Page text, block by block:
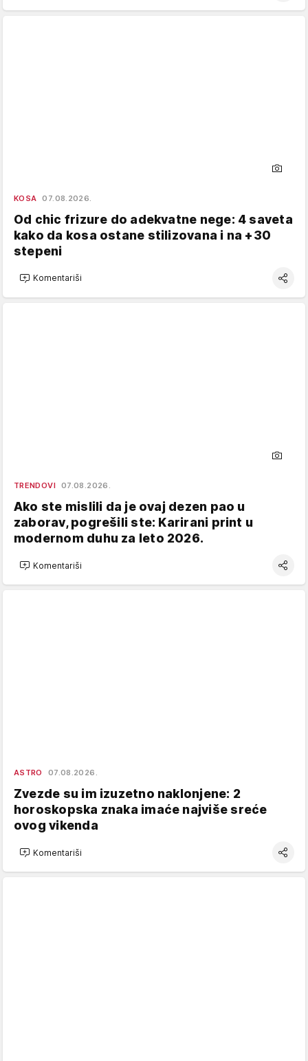
KOSA 07.08.2026.
Od chic frizure do adekvatne nege: 4 saveta
kako da kosa ostane stilizovana i na +30
stepeni
Komentariši
TRENDOVI 07.08.2026.
Ako ste mislili da je ovaj dezen pao u
zaborav, pogrešili ste: Karirani print u
modernom duhu za leto 2026.
Komentariši
ASTRO 07.08.2026.
Zvezde su im izuzetno naklonjene: 2
horoskopska znaka imaće najviše sreće
ovog vikenda
Komentariši